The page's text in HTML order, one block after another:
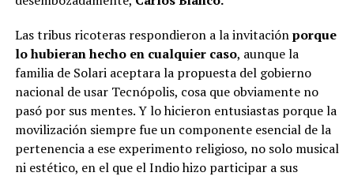
Las tribus ricoteras respondieron a la invitaciónporque
lo hubieran hecho en cualquier caso, aunque la
familia de Solari aceptara la propuesta del gobierno
nacional de usar Tecnópolis, cosa que obviamente no
pasó por sus mentes. Y lo hicieron entusiastas porque la
movilización siempre fue un componente esencial de la
pertenencia a ese experimento religioso, no solo musical
ni estético, en el que el Indio hizo participar a sus